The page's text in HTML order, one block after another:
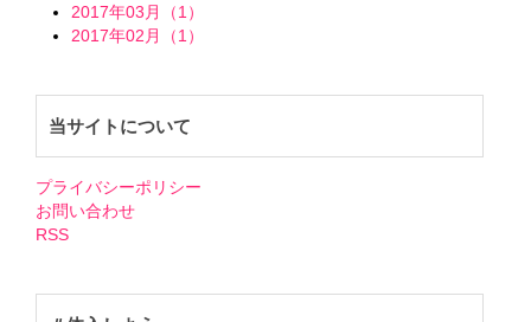
2017年03月（1）
2017年02月（1）
当サイトについて
プライバシーポリシー
お問い合わせ
RSS